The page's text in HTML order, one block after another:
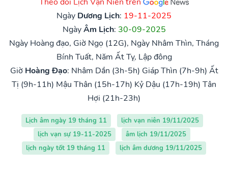
Ngày Dương Lịch: 19-11-2025
NgàyÂm Lịch: 30-09-2025
Ngày Hoàng đạo, Giờ Ngọ (12G), Ngày Nhâm Thìn, Tháng
Bính Tuất, Năm Ất Tỵ, Lập đông
Giờ Hoàng Đạo: Nhâm Dần (3h-5h) Giáp Thìn (7h-9h) Ất
Tị (9h-11h) Mậu Thân (15h-17h) Kỷ Dậu (17h-19h) Tân
Hợi (21h-23h)
Lịch âm ngày 19 tháng 11
lịch vạn niên 19/11/2025
lịch vạn sự 19-11-2025
âm lịch 19/11/2025
lịch ngày tốt 19 tháng 11
lịch âm dương 19/11/2025